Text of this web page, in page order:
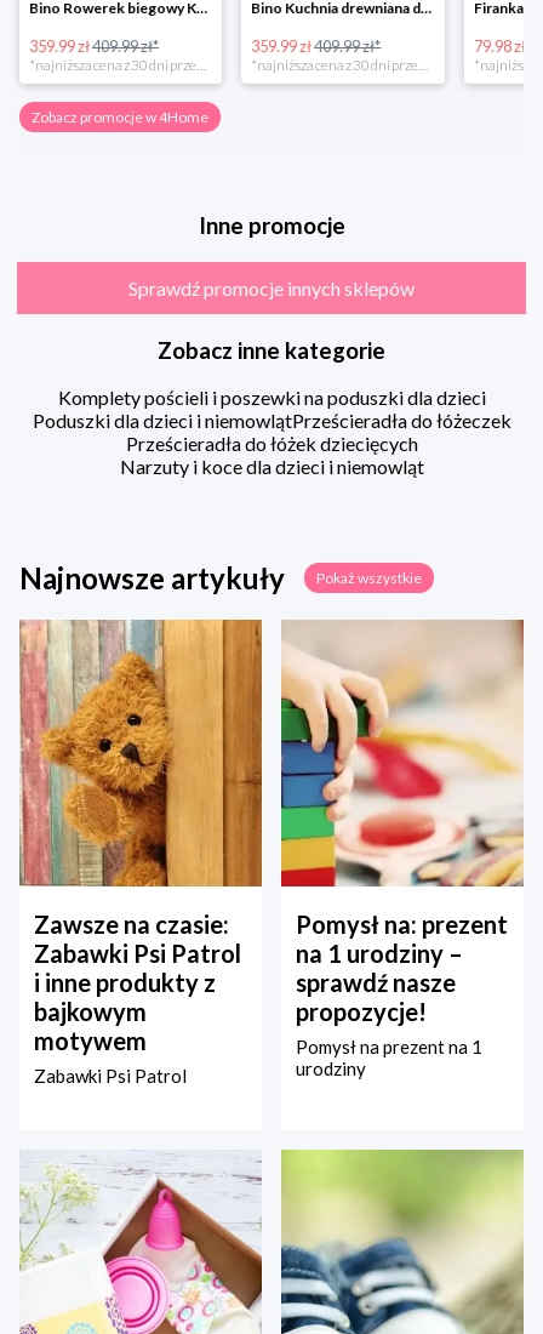
Bino Rowerek biegowy Krecik
359.99 zł409.99 zł*
Bino Kuchnia drewniana dla dzieci Provence
359.99 zł409.99 zł* 79.98 zł
Zobacz promocje w 4Home
Inne promocje
Sprawdź promocje innych sklepów
Zobacz inne kategorie
Komplety pościeli i poszewki na poduszki dla dzieci
Poduszki dla dzieci i niemowlątPrześcieradła do łóżeczek
Prześcieradła do łóżek dziecięcych
Narzuty i koce dla dzieci i niemowląt
Najnowsze artykuły Pokaż wszystkie
Zawsze na czasie:
Zabawki Psi Patrol
i inne produkty z
bajkowym
motywem
Zabawki Psi Patrol
Pomysł na: prezent
na 1 urodziny –
sprawdź nasze
propozycje!
Pomysł na prezent na 1
urodziny